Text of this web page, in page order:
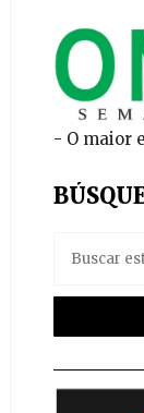
- O maior